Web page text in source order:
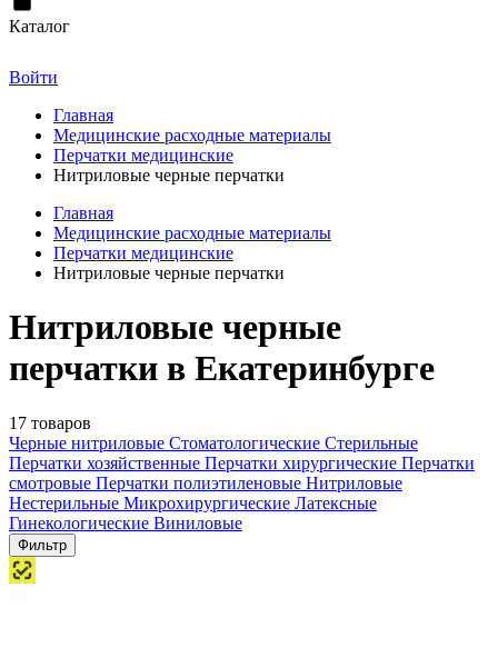
Каталог
Войти
Главная
Медицинские расходные материалы
Перчатки медицинские
Нитриловые черные перчатки
Главная
Медицинские расходные материалы
Перчатки медицинские
Нитриловые черные перчатки
Нитриловые черные
перчатки в Екатеринбурге
17 товаров
Черные нитриловые Стоматологические Стерильные
Перчатки хозяйственные Перчатки хирургические Перчатки
смотровые Перчатки полиэтиленовые Нитриловые
Нестерильные Микрохирургические Латексные
Гинекологические Виниловые
Фильтр